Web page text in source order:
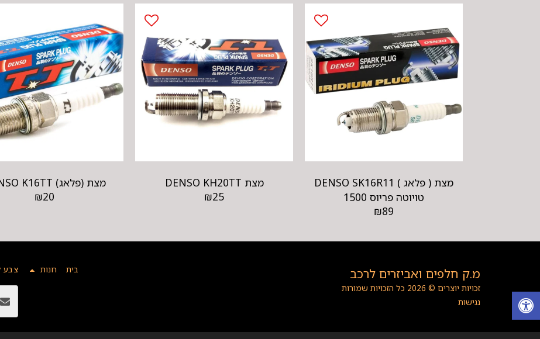
מצת ( פלאג ) DENSO SK16R11
טויוטה פריוס 1500
₪89
מצת DENSO KH20TT
₪25
מצת (פלאג) DENSO K16TT
₪20
מ.ק חלפים ואביזרים לרכב
זכויות יוצרים © 2026 כל הזכויות שמורות
נגישות
בית חנות צבע